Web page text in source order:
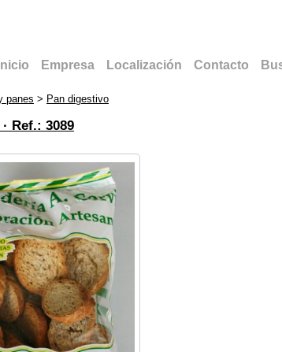
Inicio Empresa Localización Contacto
panes > Pan digestivo
Ref.: 3089